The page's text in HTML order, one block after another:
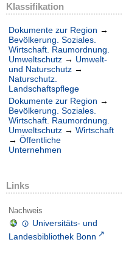
Klassifikation
Dokumente zur Region →
Bevölkerung. Soziales.
Wirtschaft. Raumordnung.
Umweltschutz → Umwelt-
und Naturschutz →
Naturschutz.
Landschaftspflege
Dokumente zur Region →
Bevölkerung. Soziales.
Wirtschaft. Raumordnung.
Umweltschutz → Wirtschaft
→ Öffentliche
Unternehmen
Links
Nachweis
Universitäts- und
Landesbibliothek Bonn